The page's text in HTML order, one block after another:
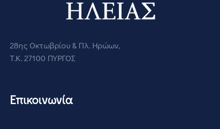
28ης Οκτωβρίου & Πλ. Ηρώων,
Τ.Κ. 27100 ΠΥΡΓΟΣ
Επικοινωνία